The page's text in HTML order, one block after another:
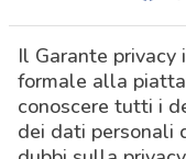
Il Garante
formale alla
conoscere tutti i
dei dati personali